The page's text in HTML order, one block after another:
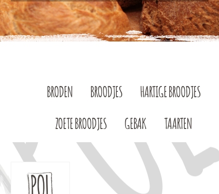
BRODEN BROODJES HARTIGE BROODJES
ZOETE BROODJES GEBAK TAARTEN